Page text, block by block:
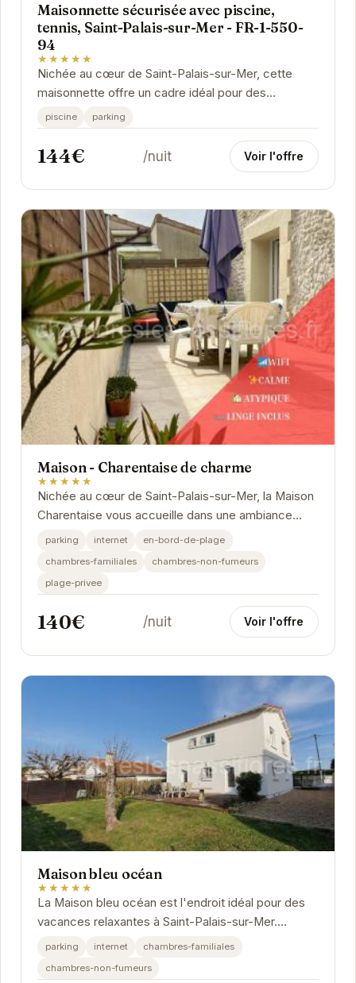
Maisonnette sécurisée avec piscine,
tennis, Saint-Palais-sur-Mer - FR-1-550-
94
★★★★★
Nichée au cœur de Saint-Palais-sur-Mer, cette
maisonnette offre un cadre idéal pour des
vacances en famille ou entre amis. Profitez de la
piscine...
piscine parking
144€ /nuit Voir l'offre
Maison - Charentaise de charme
★★★★★
Nichée au cœur de Saint-Palais-sur-Mer, la Maison
Charentaise vous accueille dans une ambiance
chaleureuse et conviviale.
parking internet
en-bord-de-plage
chambres-familiales
chambres-non-fumeurs
plage-privee
140€ /nuit Voir l'offre
Maison bleu océan
★★★★★
La Maison bleu océan est l'endroit idéal pour des
vacances relaxantes à Saint-Palais-sur-Mer.
Proche des plages et des commerces, cette
parking internet
chambres-familiales
chambres-non-fumeurs